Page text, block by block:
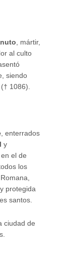
, mártir,
al culto
siendo
1086).
, enterrados
y
en el de
los
protegida
santos.
ciudad de